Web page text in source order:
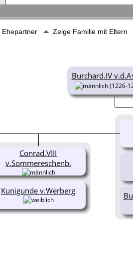
Ehepartner Zeige Familie mit Eltern
Burchard.IV
(1226-
Conrad.VIII
v.Sommereschenb.
Kunigunde v.Werberg